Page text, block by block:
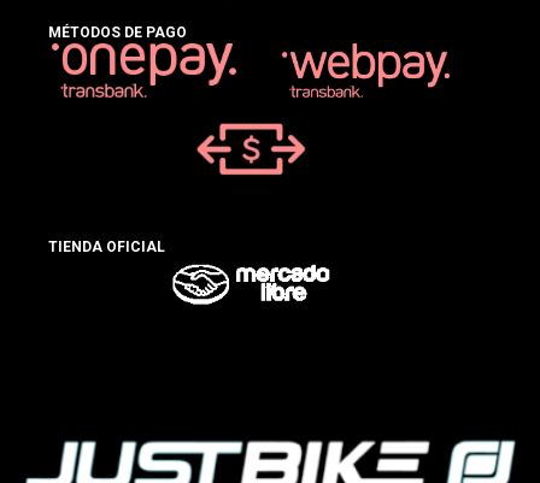
MÉTODOS DE PAGO
TIENDA OFICIAL